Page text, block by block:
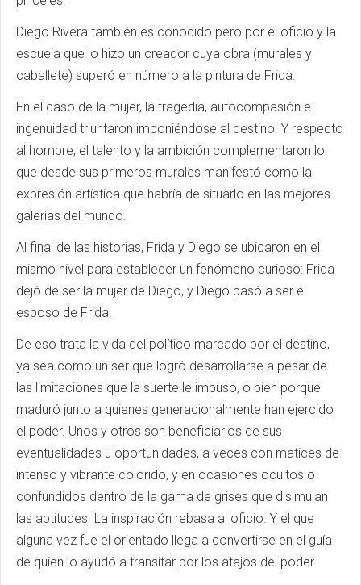
Diego Rivera también es conocido pero por el oficio y la
escuela que lo hizo un creador cuya obra (murales y
caballete) superó en número a la pintura de Frida.
En el caso de la mujer, la tragedia, autocompasión e
ingenuidad triunfaron imponiéndose al destino. Y respecto
al hombre, el talento y la ambición complementaron lo
que desde sus primeros murales manifestó como la
expresión artística que habría de situarlo en las mejores
galerías del mundo.
Al final de las historias, Frida y Diego se ubicaron en el
mismo nivel para establecer un fenómeno curioso: Frida
dejó de ser la mujer de Diego, y Diego pasó a ser el
esposo de Frida.
De eso trata la vida del político marcado por el destino,
ya sea como un ser que logró desarrollarse a pesar de
las limitaciones que la suerte le impuso, o bien porque
maduró junto a quienes generacionalmente han ejercido
el poder. Unos y otros son beneficiarios de sus
eventualidades u oportunidades, a veces con matices de
intenso y vibrante colorido, y en ocasiones ocultos o
confundidos dentro de la gama de grises que disimulan
las aptitudes. La inspiración rebasa al oficio. Y el que
alguna vez fue el orientado llega a convertirse en el guía
de quien lo ayudó a transitar por los atajos del poder.